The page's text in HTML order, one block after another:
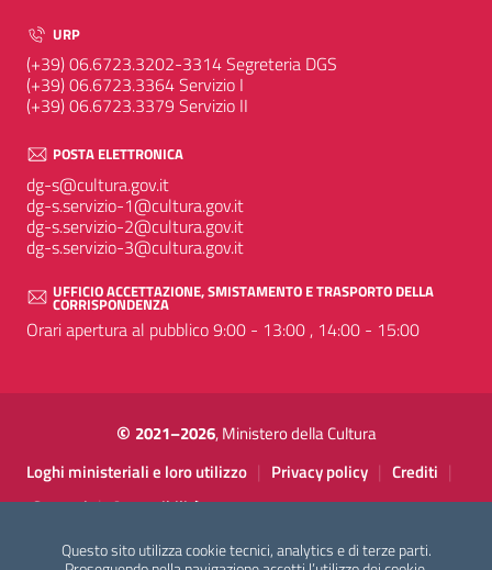
Questo sito utilizza cookie tecnici, analytics e di terze parti.
URP
(+39) 06.6723.3202-3314 Segreteria DGS
(+39) 06.6723.3364 Servizio I
(+39) 06.6723.3379 Servizio II
POSTA ELETTRONICA
dg-s@cultura.gov.it
dg-s.servizio-1@cultura.gov.it
dg-s.servizio-2@cultura.gov.it
dg-s.servizio-3@cultura.gov.it
UFFICIO ACCETTAZIONE, SMISTAMENTO E TRASPORTO DELLA
CORRISPONDENZA
Orari apertura al pubblico 9:00 - 13:00 , 14:00 - 15:00
© 2021–2026, Ministero della Cultura
Sezione Link Utili
Loghi ministeriali e loro utilizzo | Privacy policy | Crediti |
Contatti | Accessibilità